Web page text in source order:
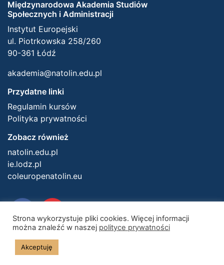
Międzynarodowa Akademia Studiów
Społecznych i Administracji
Instytut Europejski
ul. Piotrkowska 258/260
90-361 Łódź
akademia@natolin.edu.pl
Przydatne linki
Regulamin kursów
Polityka prywatności
Zobacz również
natolin.edu.pl
ie.lodz.pl
coleuropenatolin.eu
© 2026 Centrum Europejskie Natolin. Wszelkie prawa zastrzeżone.
Strona wykorzystuje pliki cookies. Więcej informacji
można znaleźć w naszej polityce prywatności
Akceptuję